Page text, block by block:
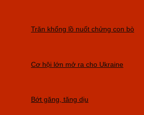
Trăn khổng lồ nuốt chửng con bò
Cơ hội lớn mở ra cho Ukraine
Bớt găng, tăng dịu